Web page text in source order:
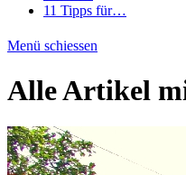
11 Tipps für…
Menü schiessen
Alle Artikel